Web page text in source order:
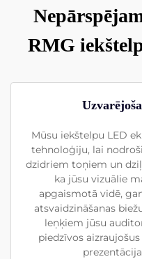
RMG
Mūsu iekštelpu LED
tehnoloģiju, lai
dzidriem toņiem un
ka jūsu vizuālie
apgaismotā vidē,
atsvaidzināšanas
leņķiem jūsu
piedzīvos